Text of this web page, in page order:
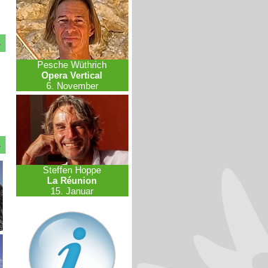
Pesche Wüthrich
Opera Vertical
6. November
Steffen Hoppe
La Réunion
15. Januar